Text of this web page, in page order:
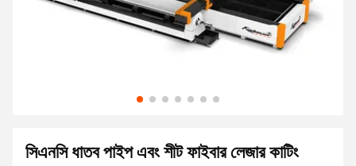
সিএনসি ধাতব পাইপ এবং শীট ফাইবার লেজার কাটিং